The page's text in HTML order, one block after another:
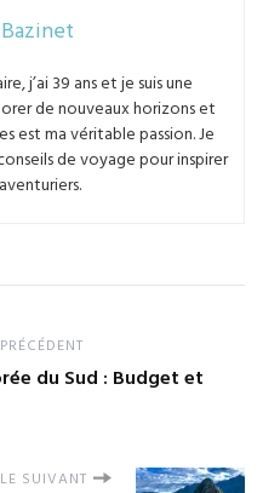
j’ai 39 ans et je suis une
de nouveaux horizons et
est ma véritable passion. Je
de voyage pour inspirer
du Sud : Budget et
SUIVANT